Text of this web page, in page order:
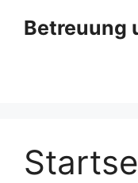
InhaltBetreuung